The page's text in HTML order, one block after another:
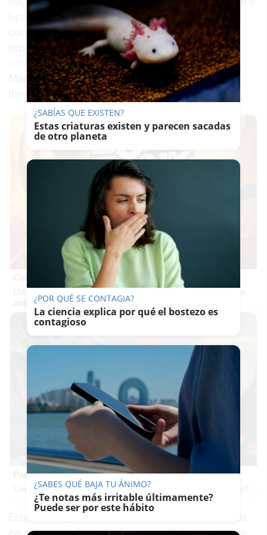
tipo de personas" y añadió: "hay muchos
concursantes que son defraudadores y, de
repente, les contratan para ir a cocinar a TVE",
con referencias directas a Paz Vega, Ofelia y a
Macarena Rey, consejera delegada de Shine
Iberia, productora de 'MasterChef'.
Corepunk MMORPG
Un verdadero MMORPG de la vieja escuela ¡Cómo los de
antes, pero mejor!
Pasaportes que abren puertas
Los pasaportes más poderosos del mundo, ¿está el tuyo?
Este sábado, a través de varios vídeos difundidos
¿SABÍAS QUE EXISTEN?
Estas criaturas existen y parecen sacadas
de otro planeta
¿POR QUÉ SE CONTAGIA?
La ciencia explica por qué el bostezo es
contagioso
¿SABES QUÉ BAJA TU ÁNIMO?
¿Te notas más irritable últimamente?
Puede ser por este hábito